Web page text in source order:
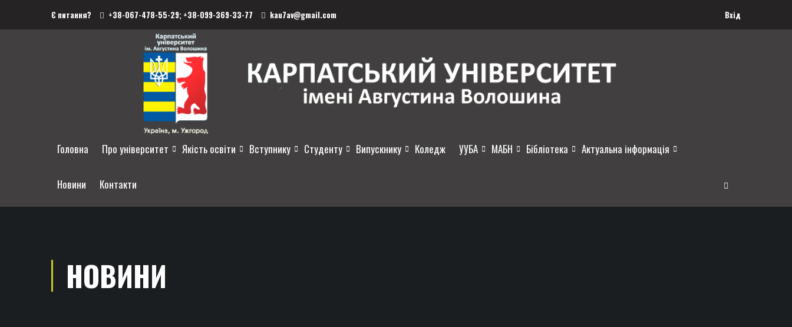
Є питання? +38-067-478-55-29; +38-099-369-33-77 kau7av@gmail.com Вхід
Головна Про університет Якість освіти Вступнику Студенту Випускнику Коледж УУБА МАБН Бібліотека Актуальна інформація
Новини Контакти
НОВИНИ